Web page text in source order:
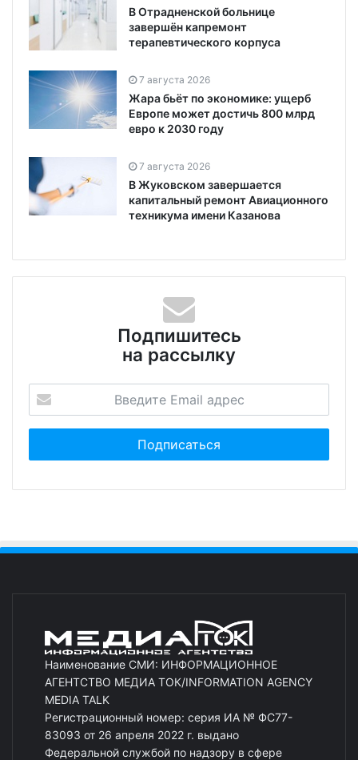
В Отрадненской больнице
завершён капремонт
терапевтического корпуса
7 августа 2026
Жара бьёт по экономике: ущерб
Европе может достичь 800 млрд
евро к 2030 году
7 августа 2026
В Жуковском завершается
капитальный ремонт Авиационного
техникума имени Казанова
Подпишитесь
на рассылку
Наименование СМИ: ИНФОРМАЦИОННОЕ
АГЕНТСТВО МЕДИА ТОК/INFORMATION AGENCY
MEDIA TALK
Регистрационный номер: серия ИА № ФС77-
83093 от 26 апреля 2022 г. выдано
Федеральной службой по надзору в сфере